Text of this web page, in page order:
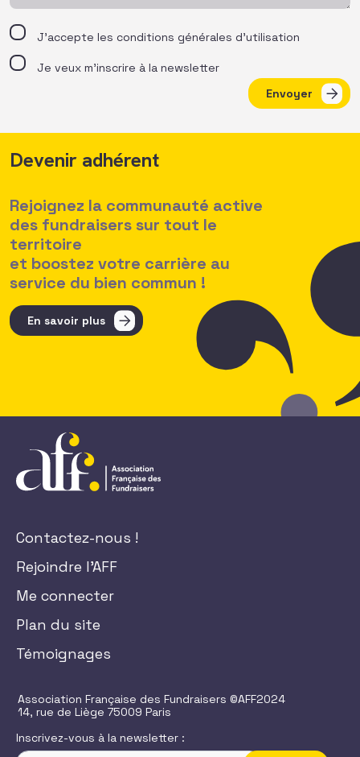
J’accepte les conditions générales d’utilisation
Je veux m'inscrire à la newsletter
Envoyer
Devenir adhérent
Rejoignez la communauté active
des fundraisers sur tout le
territoire
et boostez votre carrière au
service du bien commun !
En savoir plus
Contactez-nous !
Rejoindre l'AFF
Me connecter
Plan du site
Témoignages
Association Française des Fundraisers ©AFF2024
14, rue de Liège 75009 Paris
Inscrivez-vous à la newsletter :